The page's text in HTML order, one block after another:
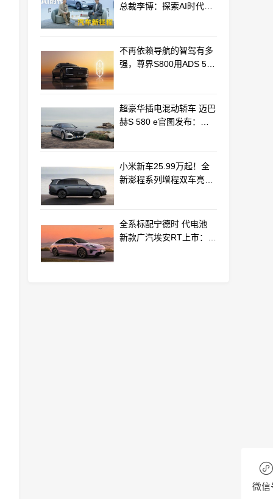
总裁李博：探索AI时代汽
不再依赖导航的智驾有多
强，尊界S800用ADS 5实
超豪华插电混动轿车 迈巴
赫S 580 e官图发布：老
小米新车25.99万起！全
新澎程系列增程双车亮相
全系标配宁德时 代电池
新款广汽埃安RT上市：
微信